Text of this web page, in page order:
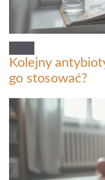
Kolejny
go stosować?